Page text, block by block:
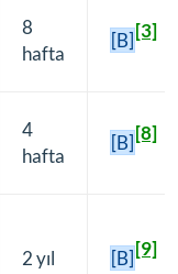
8
hafta
[B][3]
4
hafta
[B][8]
2 yıl [B][9]